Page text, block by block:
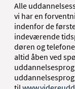
Alle
vi har en
indenfor de
indeværende
døren og
altid åben ved